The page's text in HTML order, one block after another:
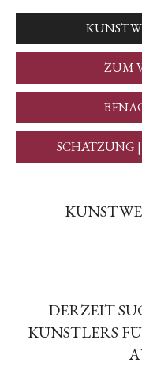
ZUM
SCHÄTZUNG
DERZEIT
KÜNSTLERS